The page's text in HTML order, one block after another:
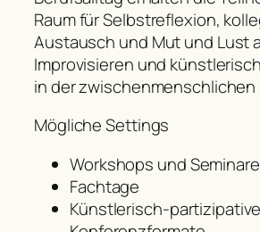
Raum für Selbstreflexion,
Austausch und Mut und Lust
Improvisieren und
in der zwischenmenschlichen
Mögliche Settings
Workshops und Seminare
Fachtage
Künstlerisch-partizipative